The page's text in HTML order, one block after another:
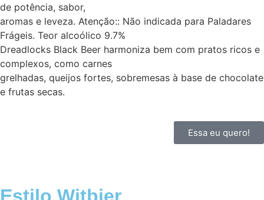
de potência, sabor,
aromas e leveza. Atenção:: Não indicada para Paladares
Frágeis. Teor alcoólico 9.7%
Dreadlocks Black Beer harmoniza bem com pratos ricos e
complexos, como carnes
grelhadas, queijos fortes, sobremesas à base de chocolate
e frutas secas.
Essa eu quero!